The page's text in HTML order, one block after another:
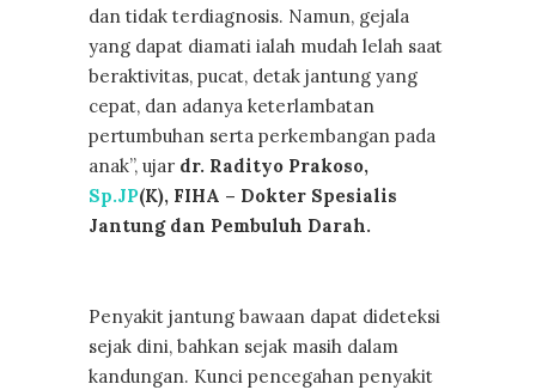
dan tidak terdiagnosis. Namun, gejala
yang dapat diamati ialah mudah lelah saat
beraktivitas, pucat, detak jantung yang
cepat, dan adanya keterlambatan
pertumbuhan serta perkembangan pada
anak”, ujar dr. Radityo Prakoso,
Sp.JP(K), FIHA – Dokter Spesialis
Jantung dan Pembuluh Darah.
Penyakit jantung bawaan dapat dideteksi
sejak dini, bahkan sejak masih dalam
kandungan. Kunci pencegahan penyakit